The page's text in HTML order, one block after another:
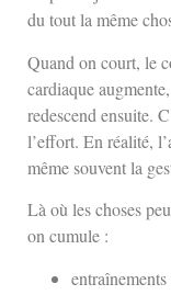
du tout la même
Quand on court, le
cardiaque
redescend ensuite.
l’effort. En réalité,
même souvent la
Là où les choses
on cumule :